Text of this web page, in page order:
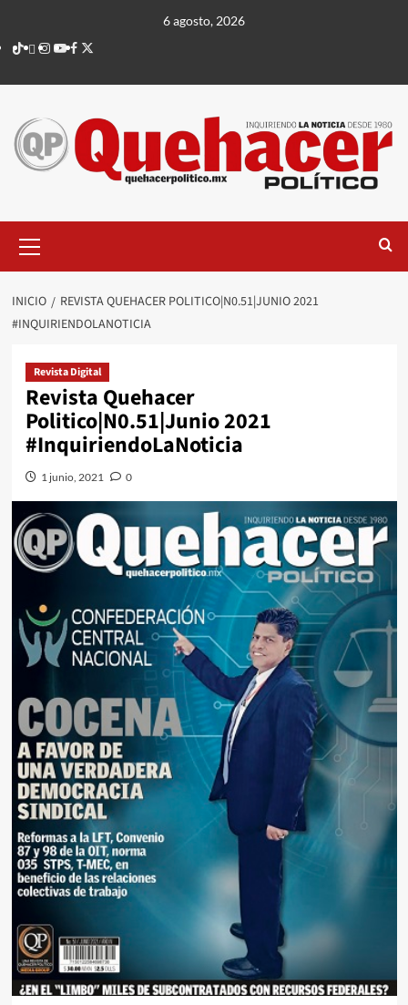
contenido
6 agosto, 2026
TikTok
threads
Instagram
Youtube
Facebook
X
principal
INICIO
REVISTA QUEHACER POLITICO|N0.51|JUNIO 2021
#INQUIRIENDOLANOTICIA
Revista Digital
Revista Quehacer
Politico|N0.51|Junio 2021
#InquiriendoLaNoticia
1 junio, 2021 0